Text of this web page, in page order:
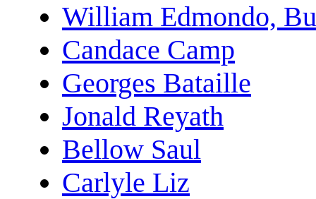
William Edmondo,
Candace Camp
Georges Bataille
Jonald Reyath
Bellow Saul
Carlyle Liz